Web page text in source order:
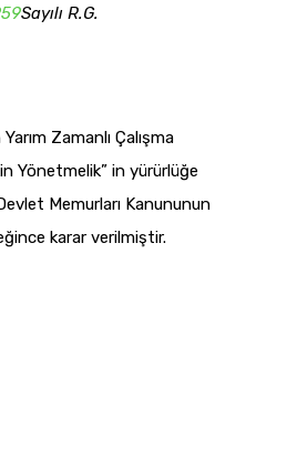
Sayılı R.G.
Zamanlı Çalışma
Yönetmelik” in yürürlüğe
Memurları Kanununun
karar verilmiştir.